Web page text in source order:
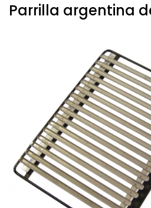
Parrilla argentina